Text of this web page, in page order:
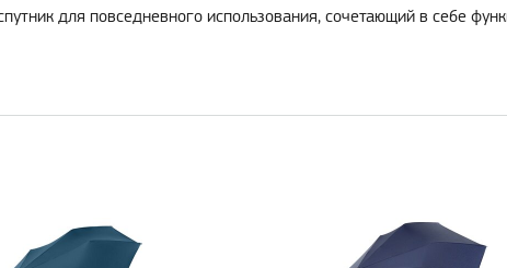
для повседневного использования, сочетающий в себе